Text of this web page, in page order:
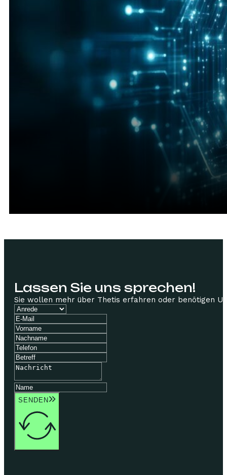
Lassen Sie uns sprechen!
Sie wollen mehr über Thetis erfahren oder benötigen
SENDEN